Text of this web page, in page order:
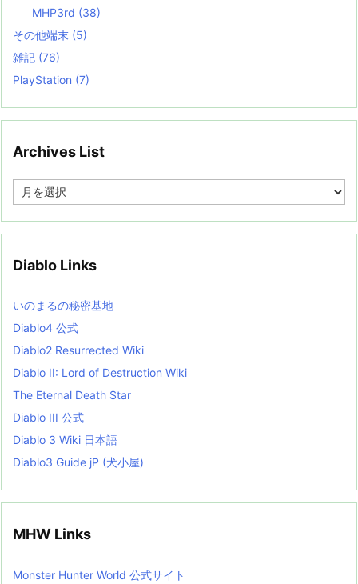
MHP3rd (38)
その他端末 (5)
雑記 (76)
PlayStation (7)
Archives List
e
i
s
t
Diablo Links
いのまるの秘密基地
Diablo4 公式
Diablo2 Resurrected Wiki
Diablo II: Lord of Destruction Wiki
The Eternal Death Star
Diablo III 公式
Diablo 3 Wiki 日本語
Diablo3 Guide jP (犬小屋)
MHW Links
Monster Hunter World 公式サイト